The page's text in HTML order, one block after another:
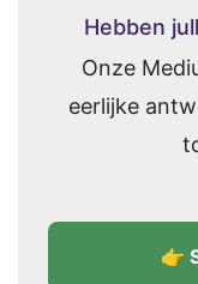
Hebben
Onze
eerlijke
👉